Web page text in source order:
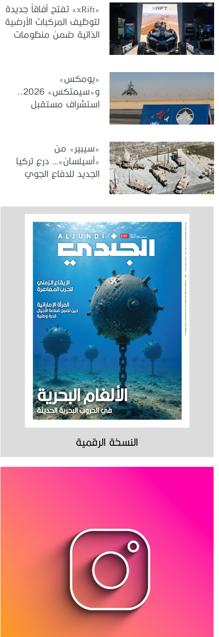
«xRift» تفتح آفاقاً جديدة
لتوظيف المركبات الأرضية
الذاتية ضمن منظومات
«يومكس»
و«سيمتكس» 2026..
استشراف مستقبل
«سيبير» من
«أسيلسان»… درع تركيا
الجديد للدفاع الجوي
النسخة الرقمية